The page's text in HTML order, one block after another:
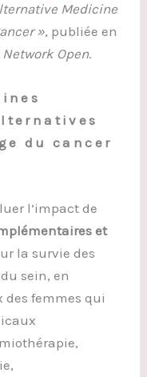
Medicine
», publiée en
Network Open.
du cancer
l’impact de
et
la survie des
sein, en
femmes qui